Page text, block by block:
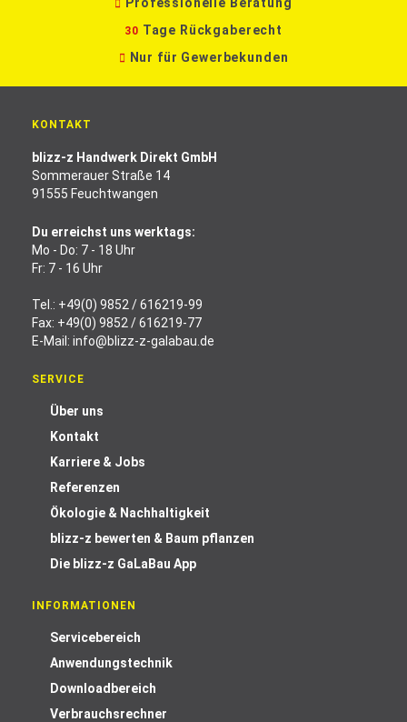
30 Tage Rückgaberecht
Nur für Gewerbekunden
KONTAKT
blizz-z Handwerk Direkt GmbH
Sommerauer Straße 14
91555 Feuchtwangen
Du erreichst uns werktags:
Mo - Do: 7 - 18 Uhr
Fr: 7 - 16 Uhr
Tel.: +49(0) 9852 / 616219-99
Fax: +49(0) 9852 / 616219-77
E-Mail: info@blizz-z-galabau.de
SERVICE
Über uns
Kontakt
Karriere & Jobs
Referenzen
Ökologie & Nachhaltigkeit
blizz-z bewerten & Baum pflanzen
Die blizz-z GaLaBau App
INFORMATIONEN
Servicebereich
Anwendungstechnik
Downloadbereich
Verbrauchsrechner